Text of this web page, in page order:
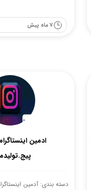
7 ماه پیش
ادمین
دسته بندی: آدمین